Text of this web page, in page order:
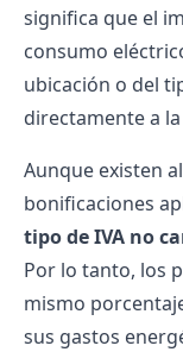
significa que el
consumo
ubicación o del
directamente a
Aunque existen
bonificaciones
tipo de IVA no
Por lo tanto, los
mismo
sus gastos